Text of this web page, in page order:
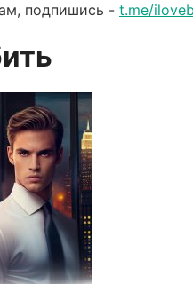
подпишись - t.me/